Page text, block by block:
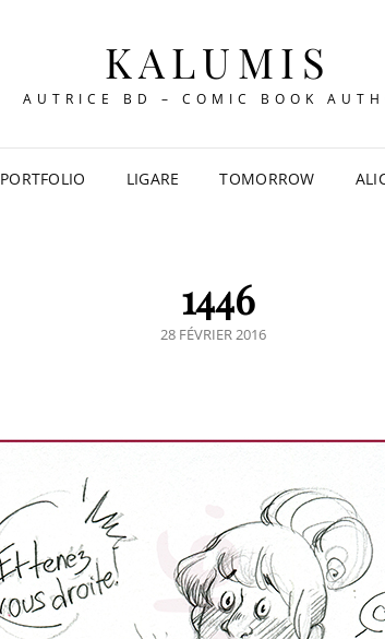
KALUMIS
AUTRICE BD – COMIC BOOK
PORTFOLIO LIGARE TOMORROW
1446
POSTED
28 FÉVRIER 2016